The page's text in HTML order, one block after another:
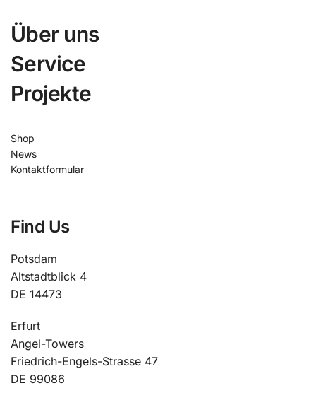
Über uns
Service
Projekte
Shop
News
Kontaktformular
Find Us
Potsdam
Altstadtblick 4
DE 14473
Erfurt
Angel-Towers
Friedrich-Engels-Strasse 47
DE 99086